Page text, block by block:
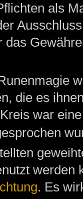
als
das
die es
war
werden
. Es